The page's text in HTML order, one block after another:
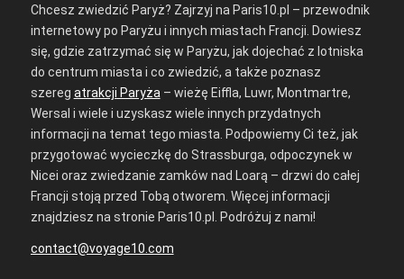
Chcesz zwiedzić Paryż? Zajrzyj na Paris10.pl – przewodnik
internetowy po Paryżu i innych miastach Francji. Dowiesz
się, gdzie zatrzymać się w Paryżu, jak dojechać z lotniska
do centrum miasta i co zwiedzić, a także poznasz
szereg atrakcji Paryża – wieżę Eiffla, Luwr, Montmartre,
Wersal i wiele i uzyskasz wiele innych przydatnych
informacji na temat tego miasta. Podpowiemy Ci też, jak
przygotować wycieczkę do Strassburga, odpoczynek w
Nicei oraz zwiedzanie zamków nad Loarą – drzwi do całej
Francji stoją przed Tobą otworem. Więcej informacji
znajdziesz na stronie Paris10.pl. Podróżuj z nami!
contact@voyage10.com